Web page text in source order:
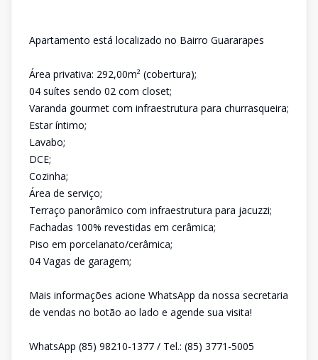
Apartamento está localizado no Bairro Guararapes
Área privativa: 292,00m² (cobertura);
04 suítes sendo 02 com closet;
Varanda gourmet com infraestrutura para churrasqueira;
Estar íntimo;
Lavabo;
DCE;
Cozinha;
Área de serviço;
Terraço panorâmico com infraestrutura para jacuzzi;
Fachadas 100% revestidas em cerâmica;
Piso em porcelanato/cerâmica;
04 Vagas de garagem;
Mais informações acione WhatsApp da nossa secretaria
de vendas no botão ao lado e agende sua visita!
WhatsApp (85) 98210-1377 / Tel.: (85) 3771-5005